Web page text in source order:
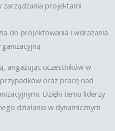
projektami
do projektowania i wdrażania
angażując uczestników w
oraz pracę nad
Dzięki temu liderzy
działania w dynamicznym